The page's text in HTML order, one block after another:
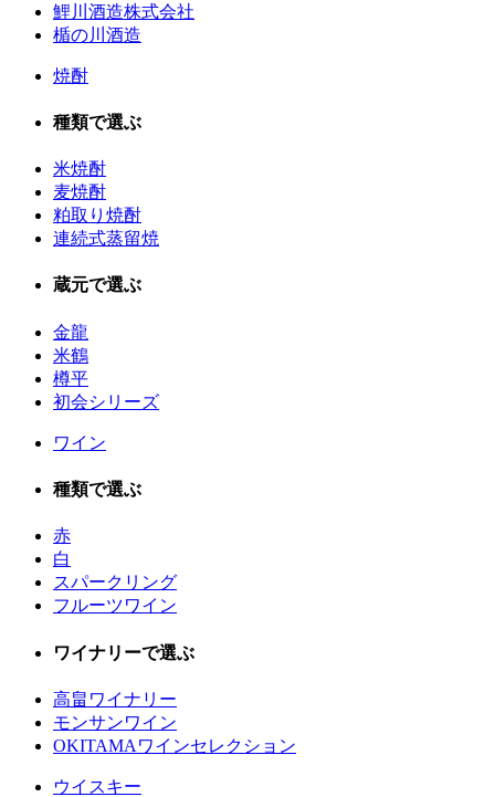
鯉川酒造株式会社
楯の川酒造
焼酎
種類で選ぶ
米焼酎
麦焼酎
粕取り焼酎
連続式蒸留焼
蔵元で選ぶ
金龍
米鶴
樽平
初会シリーズ
ワイン
種類で選ぶ
赤
白
スパークリング
フルーツワイン
ワイナリーで選ぶ
高畠ワイナリー
モンサンワイン
OKITAMAワインセレクション
ウイスキー